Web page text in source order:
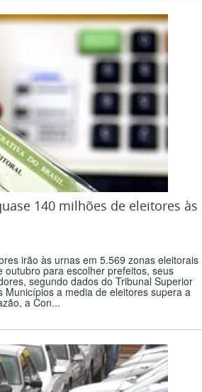
140 milhões de eleitores às
irão às urnas em 5.569 zonas eleitorais
outubro para escolher prefeitos, seus
segundo dados do Tribunal Superior
Municípios a media de eleitores supera a
a Con...